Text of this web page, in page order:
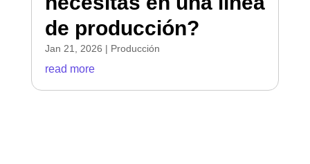
de producción?
Jan 21, 2026 | Producción
read more